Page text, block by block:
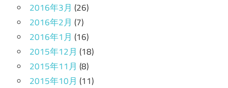
2016年3月 (26)
2016年2月 (7)
2016年1月 (16)
2015年12月 (18)
2015年11月 (8)
2015年10月 (11)